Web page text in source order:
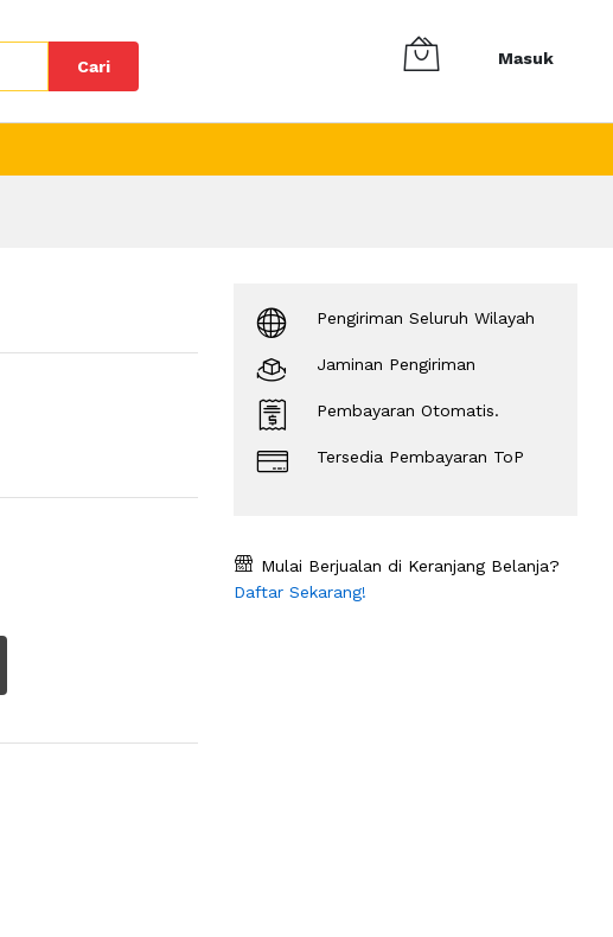
Cari Masuk
Pengiriman Seluruh Wilayah
Jaminan Pengiriman
Pembayaran Otomatis.
Tersedia Pembayaran ToP
Mulai Berjualan di Keranjang Belanja?
Daftar Sekarang!